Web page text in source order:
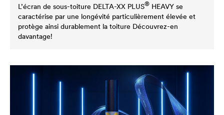
L’écran de sous-toiture DELTA-XX PLUS® HEAVY se
caractérise par une longévité particulièrement élevée et
protège ainsi durablement la toiture Découvrez-en
davantage!